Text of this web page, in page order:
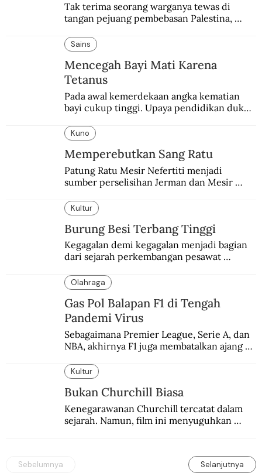
Tak terima seorang warganya tewas di
tangan pejuang pembebasan Palestina,
pembalasan.
Sains
Mencegah Bayi Mati Karena
Tetanus
Pada awal kemerdekaan angka kematian
bayi cukup tinggi. Upaya pendidikan dukun
Kuno
Memperebutkan Sang Ratu
Patung Ratu Mesir Nefertiti menjadi
sumber perselisihan Jerman dan Mesir
Kultur
Burung Besi Terbang Tinggi
Kegagalan demi kegagalan menjadi bagian
dari sejarah perkembangan pesawat
Olahraga
Gas Pol Balapan F1 di Tengah
Pandemi Virus
Sebagaimana Premier League, Serie A, dan
NBA, akhirnya F1 juga membatalkan ajang
enam dekade lampau.
Kultur
Bukan Churchill Biasa
Kenegarawanan Churchill tercatat dalam
sejarah. Namun, film ini menyuguhkan
Sebelumnya Selanjutnya